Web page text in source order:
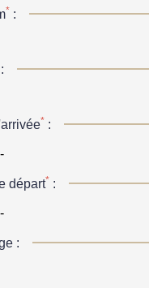
* :
:
* :
départ* :
: